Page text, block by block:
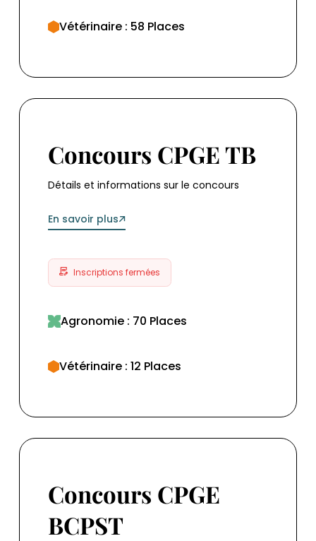
Vétérinaire : 58 Places
Concours CPGE TB
Concours CPGE TB
Détails et informations sur le concours
En savoir plus
Inscriptions fermées
Agronomie : 70 Places
Vétérinaire : 12 Places
Concours CPGE BCPST
Concours CPGE
BCPST